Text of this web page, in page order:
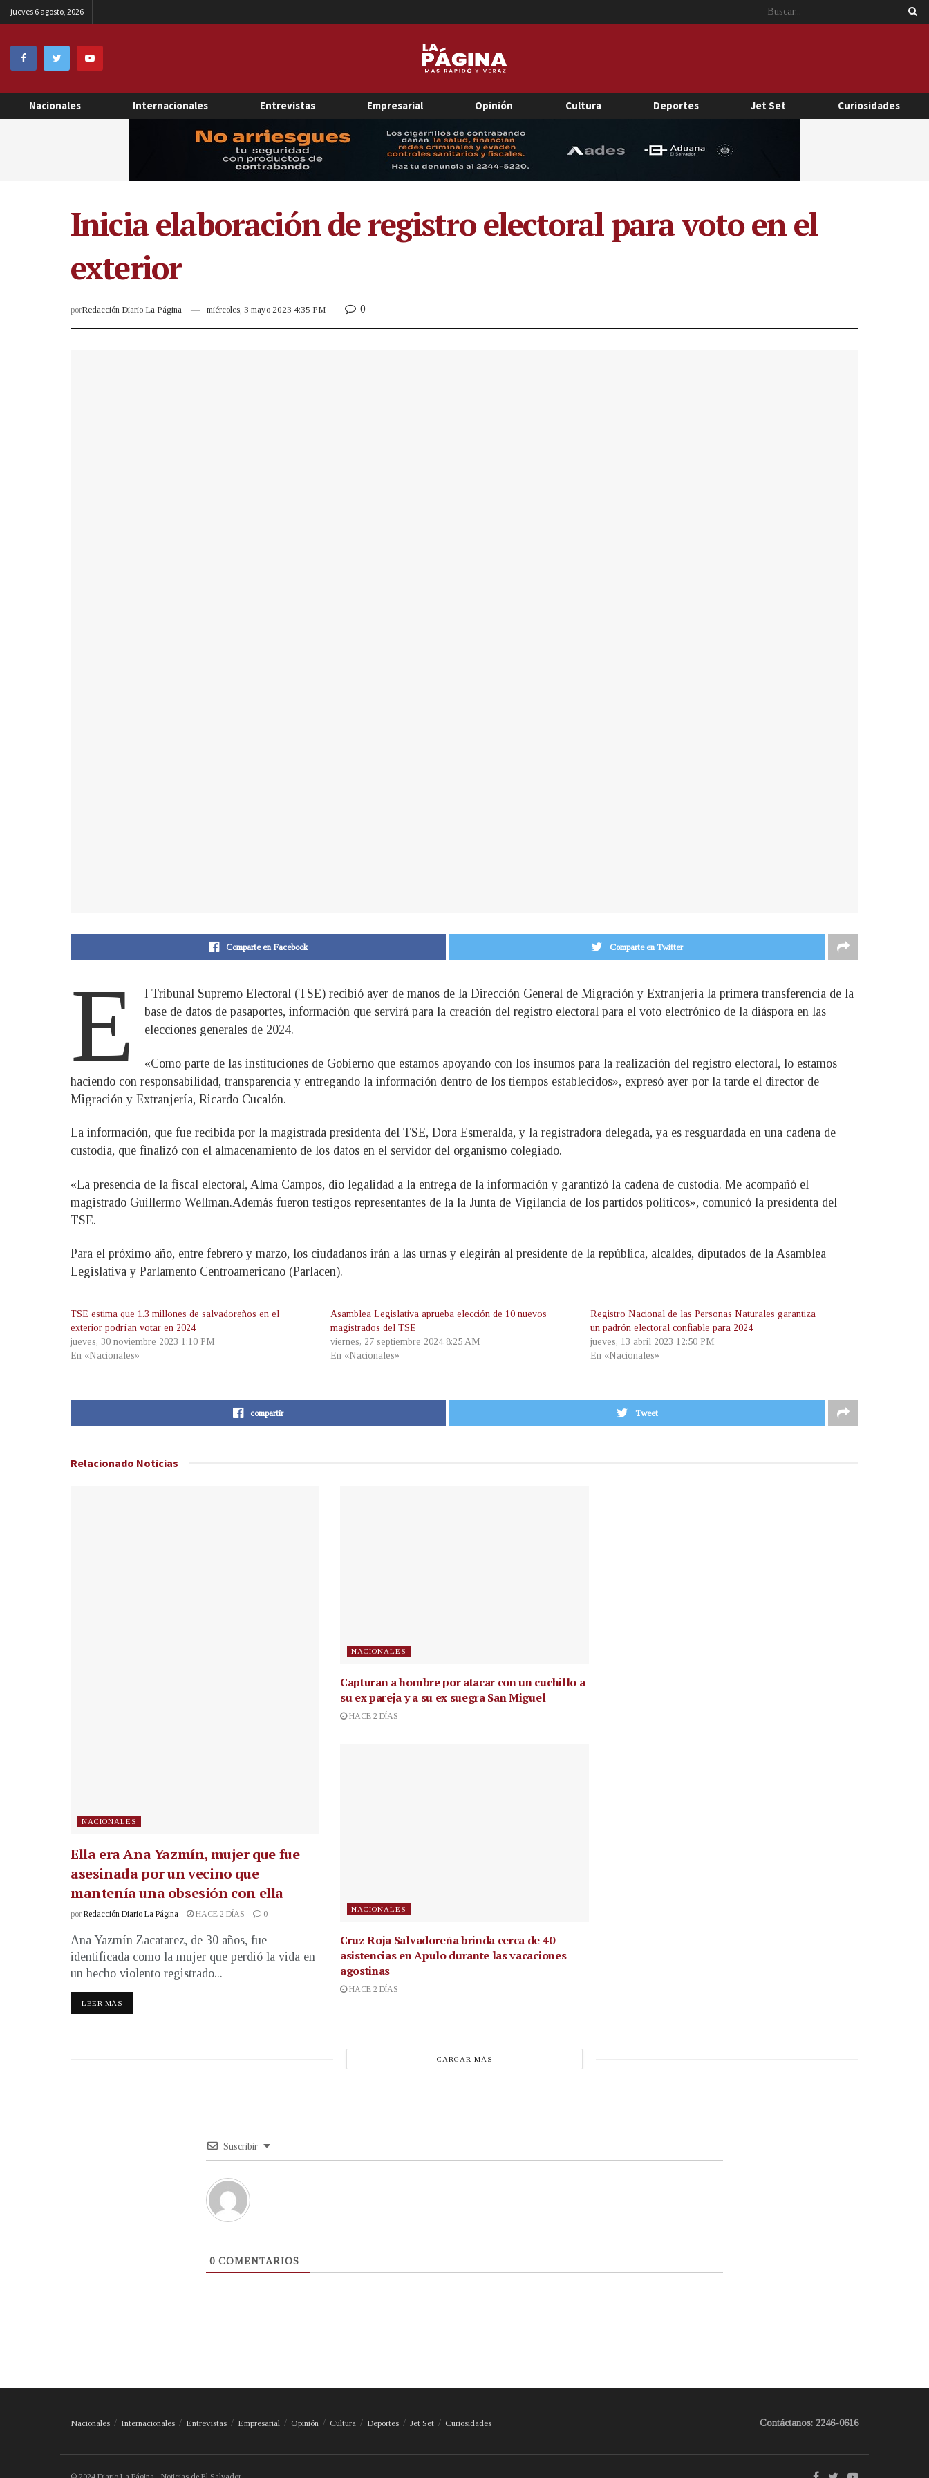
jueves 6 agosto, 2026
Nacionales Internacionales Entrevistas Empresarial Opinión Cultura Deportes Jet Set Curiosidades
Inicia elaboración de registro electoral para voto en el
exterior
porRedacción Diario La Página miércoles, 3 mayo 2023 4:35 PM 0
Comparte en Facebook Comparte en Twitter
E
l Tribunal Supremo Electoral (TSE) recibió ayer de manos de la Dirección General de Migración y Extranjería la primera transferencia de la
base de datos de pasaportes, información que servirá para la creación del registro electoral para el voto electrónico de la diáspora en las
elecciones generales de 2024.
«Como parte de las instituciones de Gobierno que estamos apoyando con los insumos para la realización del registro electoral, lo estamos
haciendo con responsabilidad, transparencia y entregando la información dentro de los tiempos establecidos», expresó ayer por la tarde el director de
Migración y Extranjería, Ricardo Cucalón.
La información, que fue recibida por la magistrada presidenta del TSE, Dora Esmeralda, y la registradora delegada, ya es resguardada en una cadena de
custodia, que finalizó con el almacenamiento de los datos en el servidor del organismo colegiado.
«La presencia de la fiscal electoral, Alma Campos, dio legalidad a la entrega de la información y garantizó la cadena de custodia. Me acompañó el
magistrado Guillermo Wellman.Además fueron testigos representantes de la la Junta de Vigilancia de los partidos políticos», comunicó la presidenta del
TSE.
Para el próximo año, entre febrero y marzo, los ciudadanos irán a las urnas y elegirán al presidente de la república, alcaldes, diputados de la Asamblea
Legislativa y Parlamento Centroamericano (Parlacen).
TSE estima que 1.3 millones de salvadoreños en el
exterior podrían votar en 2024
jueves, 30 noviembre 2023 1:10 PM
En «Nacionales»
Asamblea Legislativa aprueba elección de 10 nuevos
magistrados del TSE
viernes, 27 septiembre 2024 8:25 AM
En «Nacionales»
Registro Nacional de las Personas Naturales garantiza
un padrón electoral confiable para 2024
jueves, 13 abril 2023 12:50 PM
En «Nacionales»
compartir Tweet
Relacionado Noticias
NACIONALES
Ella era Ana Yazmín, mujer que fue
asesinada por un vecino que
mantenía una obsesión con ella
por Redacción Diario La Página HACE 2 DÍAS 0
Ana Yazmín Zacatarez, de 30 años, fue
identificada como la mujer que perdió la vida en
un hecho violento registrado...
LEER MÁS
NACIONALES
Capturan a hombre por atacar con un cuchillo a
su ex pareja y a su ex suegra San Miguel
HACE 2 DÍAS
NACIONALES
Cruz Roja Salvadoreña brinda cerca de 40
asistencias en Apulo durante las vacaciones
agostinas
HACE 2 DÍAS
CARGAR MÁS
Suscribir
0 COMENTARIOS
Nacionales Internacionales Entrevistas Empresarial Opinión Cultura Deportes Jet Set Curiosidades Contáctanos: 2246-0616